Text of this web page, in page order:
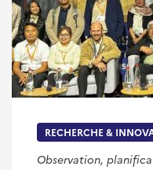
RECHERCHE &
Observation,